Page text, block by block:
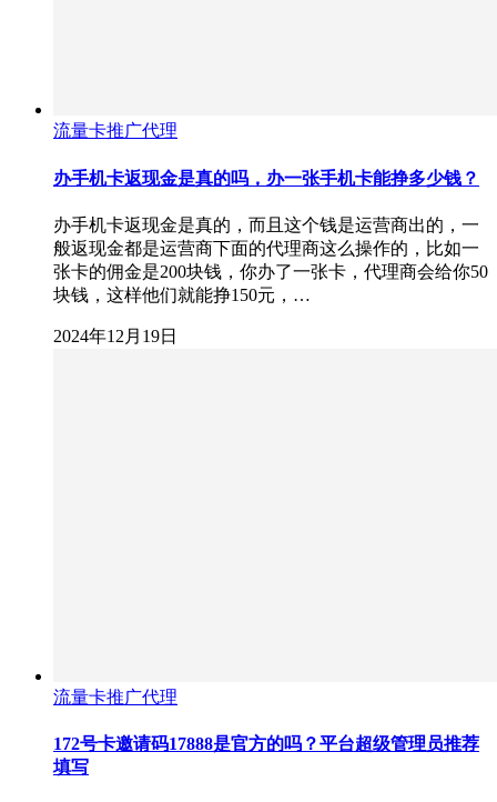
流量卡推广代理
办手机卡返现金是真的吗，办一张手机卡能挣多少钱？
办手机卡返现金是真的，而且这个钱是运营商出的，一
般返现金都是运营商下面的代理商这么操作的，比如一
张卡的佣金是200块钱，你办了一张卡，代理商会给你50
块钱，这样他们就能挣150元，…
2024年12月19日
流量卡推广代理
172号卡邀请码17888是官方的吗？平台超级管理员推荐
填写